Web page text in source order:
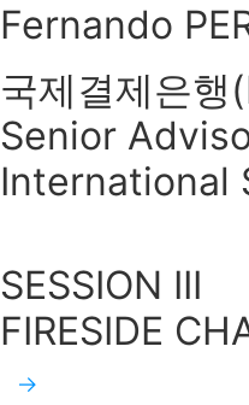
Fernando
국제결제은행
Senior
International
SESSION III
FIRESIDE